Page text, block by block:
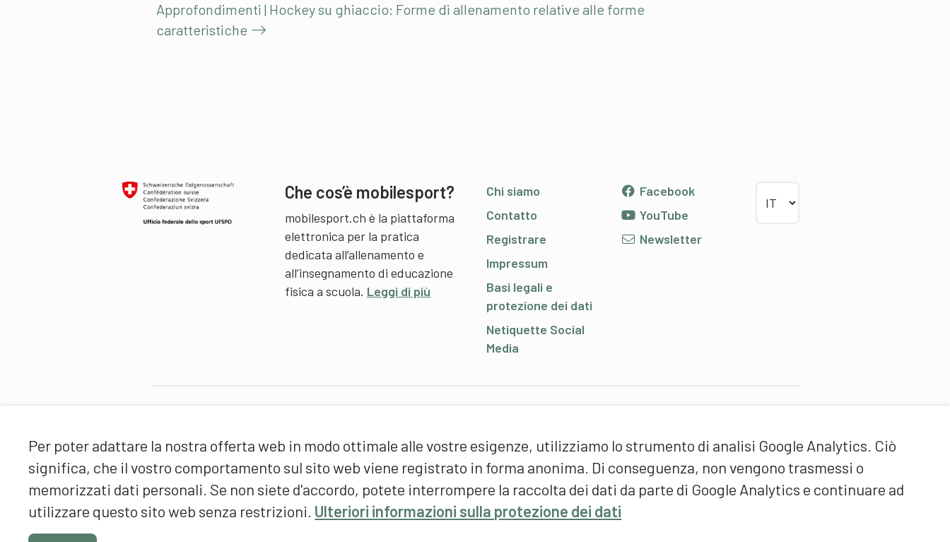
Per poter adattare la nostra offerta web in modo ottimale alle vostre esigenze, utilizziamo lo strumento di analisi Google Analytics. Ciò
significa, che il vostro comportamento sul sito web viene registrato in forma anonima. Di conseguenza, non vengono trasmessi o
memorizzati dati personali. Se non siete d'accordo, potete interrompere la raccolta dei dati da parte di Google Analytics e continuare ad
utilizzare questo sito web senza restrizioni. Ulteriori informazioni sulla protezione dei dati
Approfondimenti | Hockey su ghiaccio: Forme di allenamento relative alle forme
caratteristiche
Che cos’è mobilesport?
mobilesport.ch è la piattaforma
elettronica per la pratica
dedicata all’allenamento e
all’insegnamento di educazione
fisica a scuola. Leggi di più
Chi siamo
Contatto
Registrare
Impressum
Basi legali e
protezione dei dati
Netiquette Social
Media
Facebook
YouTube
Newsletter
Scuola universitaria federale
dello Sport Macolin SUFSM
(DE/FR)